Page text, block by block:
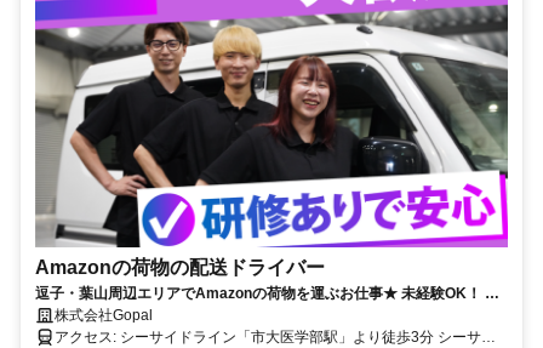
Amazonの荷物の配送ドライバー
逗子・葉山周辺エリアでAmazonの荷物を運ぶお仕事★ 未経験OK！ 業
務委託×長期で安心して働けます( •ᴗ• )✨
株式会社Gopal
アクセス: シーサイドライン「市大医学部駅」より徒歩3分 シーサイ